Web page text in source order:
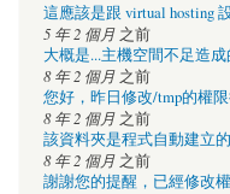
這應該是跟 virtual hosting
5 年 2 個月 之前
大概是...主機空間不足造成
8 年 2 個月 之前
您好，昨日修改/tmp的權
8 年 2 個月 之前
該資料夾是程式自動建立
8 年 2 個月 之前
謝謝您的提醒，已經修改